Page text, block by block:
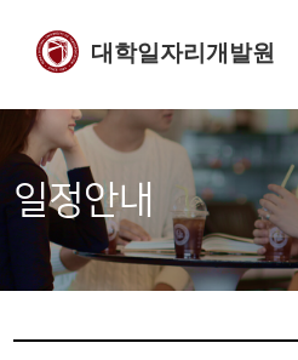
대학일자리개발원
일정안내